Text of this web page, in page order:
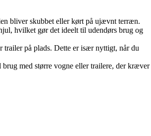
bliver skubbet eller kørt på ujævnt terræn.
hvilket gør det ideelt til udendørs brug og
trailer på plads. Dette er især nyttigt, når du
med større vogne eller trailere, der kræver